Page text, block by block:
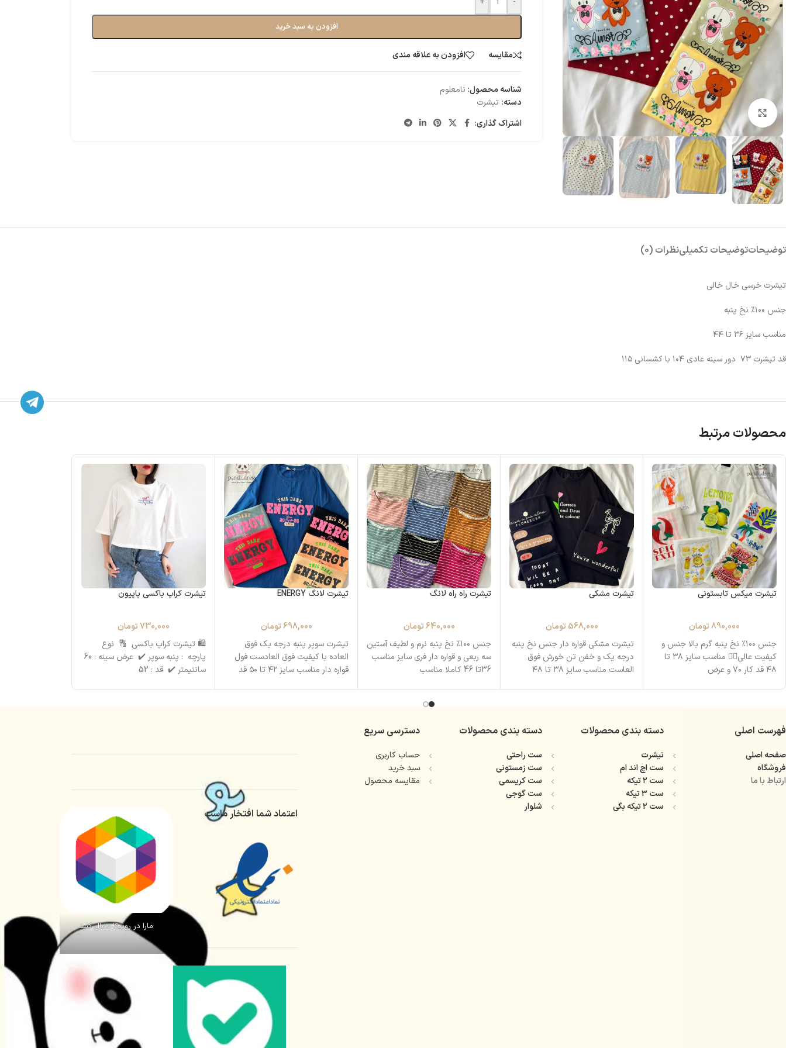
بزرگنمایی تصویر
افزودن به سبد خرید
مقایسه افزودن به علاقه مندی
شناسه محصول: نامعلوم
دسته: تیشرت
اشتراک گذاری:
توضیحاتتوضیحات تکمیلینظرات (0)
تیشرت خرسی خال خالی
جنس ۱۰۰٪ نخ پنبه
مناسب سایز ۳۶ تا ۴۴
قد تیشرت ۷۳ دور سینه عادی ۱۰۴ با کشسانی ۱۱۵
محصولات مرتبط
تیشرت میکس تابستونی
890,000تومان
جنس ۱۰۰٪ نخ پنبه گرم بالا جنس و
کیفیت عالی👌🏻 مناسب سایز ۳۸ تا
۴۸ قد کار ۷۰ و عرض
تیشرت مشکی
568,000 تومان
تیشرت مشکی قواره دار جنس نخ پنبه
درجه یک و خفن تن خورش فوق
العاست مناسب سایز ۳۸ تا ۴۸
تیشرت راه راه لانگ
640,000تومان
جنس ۱۰۰٪ نخ پنبه نرم و لطیف آستین
سه ربعی و قواره دار فری سایز مناسب
36تا 46 کاملا مناسب
تیشرت لانگ ENERGY
698,000تومان
تیشرت سوپر پنبه درجه یک فوق
العاده با کیفیت فوق العادست فول
قواره دار مناسب سایز ۴۲ تا ۵۰ قد
تیشرت کراپ باکسی پاپیون
730,000تومان
🛍 تیشرت کراپ باکسی 🔠 نوع
پارچه : پنبه سوپر ✔️ عرض سینه : 60
سانتیمتر ✔️ قد : 52
فهرست اصلی
صفحه اصلی
فروشگاه
ارتباط با ما
دسته بندی محصولات
تیشرت
ست اچ اند ام
ست ۲ تیکه
ست ۳ تیکه
ست ۲ تیکه بگی
دسته بندی محصولات
ست راحتی
ست زمستونی
ست کریسمی
ست گوجی
شلوار
دسترسی سریع
حساب کاربری
سبد خرید
مقایسه محصول
اعتماد شما افتخار ماست
مارا در روبیکا دنبال کنید